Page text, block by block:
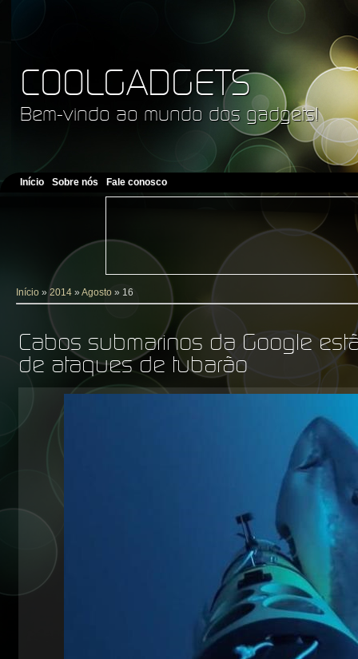
COOLGADGETS
Bem-vindo ao mundo dos gadgets!
Início Sobre nós Fale conosco
Início »2014 » Agosto » 16
Cabos submarinos da Google
de ataques de tubarão